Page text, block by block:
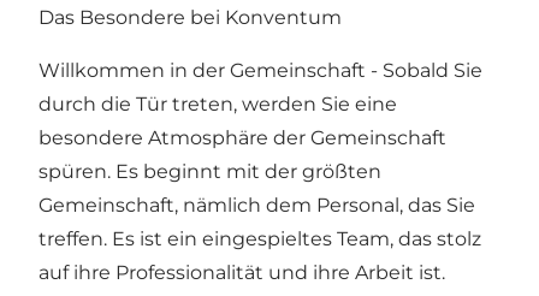
Das Besondere bei Konventum
Willkommen in der Gemeinschaft - Sobald Sie
durch die Tür treten, werden Sie eine
besondere Atmosphäre der Gemeinschaft
spüren. Es beginnt mit der größten
Gemeinschaft, nämlich dem Personal, das Sie
treffen. Es ist ein eingespieltes Team, das stolz
auf ihre Professionalität und ihre Arbeit ist.